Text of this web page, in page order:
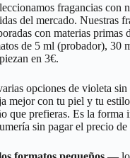
fragancias con
del mercado. Nuestras
con materias primas
de 5 ml (probador), 30
en 3€.
opciones de violeta sin
mejor con tu piel y tu
que prefieras. Es la forma
sin pagar el precio de